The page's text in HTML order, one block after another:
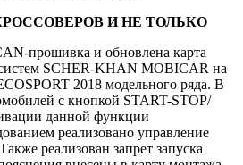
И НЕ ТОЛЬКО
прошивка и обновлена карта
SCHER-KHAN MOBICAR на
2018 модельного ряда. В
с кнопкой START-STOP/
данной функции
реализовано управление
реализован запрет запуска